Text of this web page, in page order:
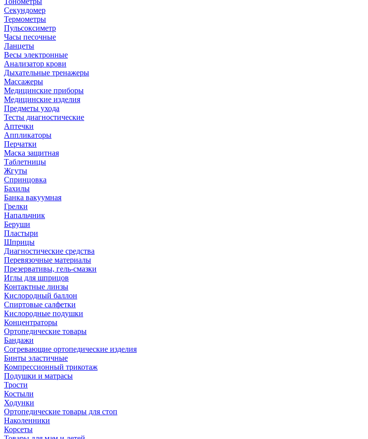
Секундомер
Термометры
Пульсоксиметр
Часы песочные
Ланцеты
Весы электронные
Анализатор крови
Дыхательные тренажеры
Массажеры
Медицинские приборы
Медицинские изделия
Предметы ухода
Тесты диагностические
Аптечки
Аппликаторы
Перчатки
Маска защитная
Таблетницы
Жгуты
Спринцовка
Бахилы
Банка вакуумная
Грелки
Напальчник
Беруши
Пластыри
Шприцы
Диагностические средства
Перевязочные материалы
Презервативы, гель-смазки
Иглы для шприцов
Контактные линзы
Кислородный баллон
Спиртовые салфетки
Кислородные подушки
Концентраторы
Ортопедические товары
Бандажи
Согревающие ортопедические изделия
Бинты эластичные
Компрессионный трикотаж
Подушки и матрасы
Трости
Костыли
Ходунки
Ортопедические товары для стоп
Наколенники
Корсеты